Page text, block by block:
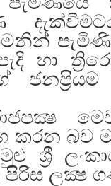
හා
කරන බව
ශ්‍රී
පිරිස ලක්‍ෂ